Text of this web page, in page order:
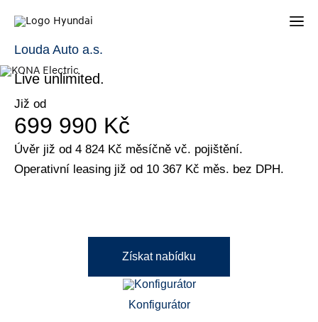
Louda Auto a.s.
KONA Electric
Live unlimited.
Již od
699 990 Kč
Úvěr již od 4 824 Kč měsíčně vč. pojištění.
Operativní leasing již od 10 367 Kč měs. bez DPH.
Konfigurátor
Získat nabídku